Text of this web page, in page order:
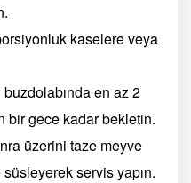
porsiyonluk kaselere veya
en az 2
bir gece kadar bekletin.
üzerini taze meyve
servis yapın.